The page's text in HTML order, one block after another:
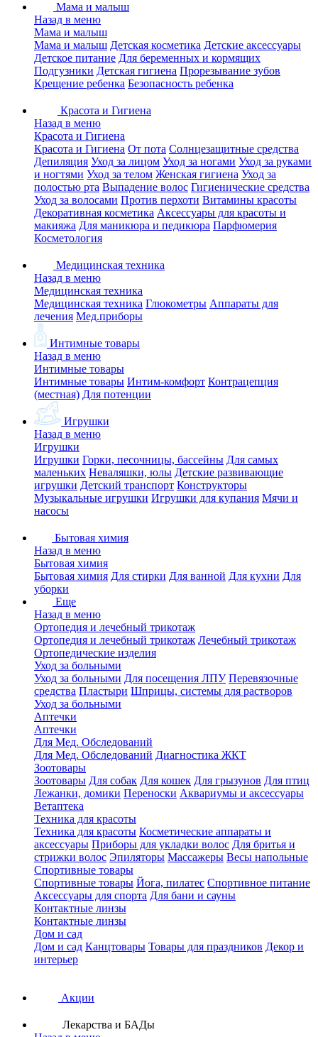
Мама и малыш
Назад в меню
Мама и малыш
Мама и малыш Детская косметика Детские аксессуары
Детское питание Для беременных и кормящих
Подгузники Детская гигиена Прорезывание зубов
Крещение ребенка Безопасность ребенка
Красота и Гигиена
Назад в меню
Красота и Гигиена
Красота и Гигиена От пота Солнцезащитные средства
Депиляция Уход за лицом Уход за ногами Уход за руками
и ногтями Уход за телом Женская гигиена Уход за
полостью рта Выпадение волос Гигиенические средства
Уход за волосами Против перхоти Витамины красоты
Декоративная косметика Аксессуары для красоты и
макияжа Для маникюра и педикюра Парфюмерия
Косметология
Медицинская техника
Назад в меню
Медицинская техника
Медицинская техника Глюкометры Аппараты для
лечения Мед.приборы
Интимные товары
Назад в меню
Интимные товары
Интимные товары Интим-комфорт Контрацепция
(местная) Для потенции
Игрушки
Назад в меню
Игрушки
Игрушки Горки, песочницы, бассейны Для самых
маленьких Неваляшки, юлы Детские развивающие
игрушки Детский транспорт Конструкторы
Музыкальные игрушки Игрушки для купания Мячи и
насосы
Бытовая химия
Назад в меню
Бытовая химия
Бытовая химия Для стирки Для ванной Для кухни Для
уборки
Еще
Назад в меню
Ортопедия и лечебный трикотаж
Ортопедия и лечебный трикотаж Лечебный трикотаж
Ортопедические изделия
Уход за больными
Уход за больными Для посещения ЛПУ Перевязочные
средства Пластыри Шприцы, системы для растворов
Уход за больными
Аптечки
Аптечки
Для Мед. Обследований
Для Мед. Обследований Диагностика ЖКТ
Зоотовары
Зоотовары Для собак Для кошек Для грызунов Для птиц
Лежанки, домики Переноски Аквариумы и аксессуары
Ветаптека
Техника для красоты
Техника для красоты Косметические аппараты и
аксессуары Приборы для укладки волос Для бритья и
стрижки волос Эпиляторы Массажеры Весы напольные
Спортивные товары
Спортивные товары Йога, пилатес Спортивное питание
Аксессуары для спорта Для бани и сауны
Контактные линзы
Контактные линзы
Дом и сад
Дом и сад Канцтовары Товары для праздников Декор и
интерьер
Акции
Лекарства и БАДы